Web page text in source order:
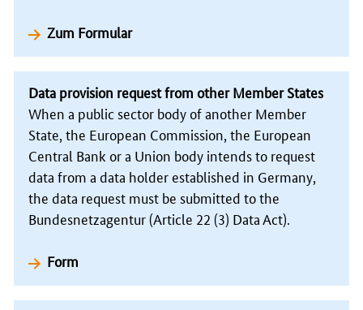
Zum Formular
Data provision request from other Member States
When a public sector body of another Member
State, the European Commission, the European
Central Bank or a Union body intends to request
data from a data holder established in Germany,
the data request must be submitted to the
Bundesnetzagentur (Article 22 (3) Data Act).
Form